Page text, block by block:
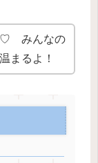
♡ みんなの
まるよ！